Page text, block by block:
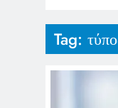
Tag: